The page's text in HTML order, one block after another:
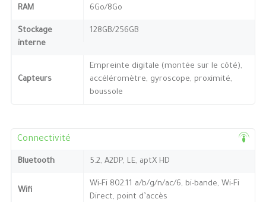
RAM 6Go/8Go
Stockage
interne
128GB/256GB
Capteurs
Empreinte digitale (montée sur le côté),
accéléromètre, gyroscope, proximité,
boussole
Connectivité
Bluetooth 5.2, A2DP, LE, aptX HD
Wifi
Wi-Fi 802.11 a/b/g/n/ac/6, bi-bande, Wi-Fi
Direct, point d’accès